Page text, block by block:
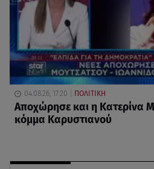
04.08.26, 17:20 ΠΟΛΙΤΙΚΗ
Αποχώρησε και η Κατερίνα
κόμμα Καρυστιανού